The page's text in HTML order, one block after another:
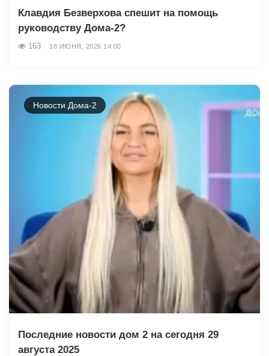
Клавдия Безверхова спешит на помощь
руководству Дома-2?
163 18 ИЮНЯ, 2026 14:00
Новости Дома-2
Последние новости дом 2 на сегодня 29
августа 2025